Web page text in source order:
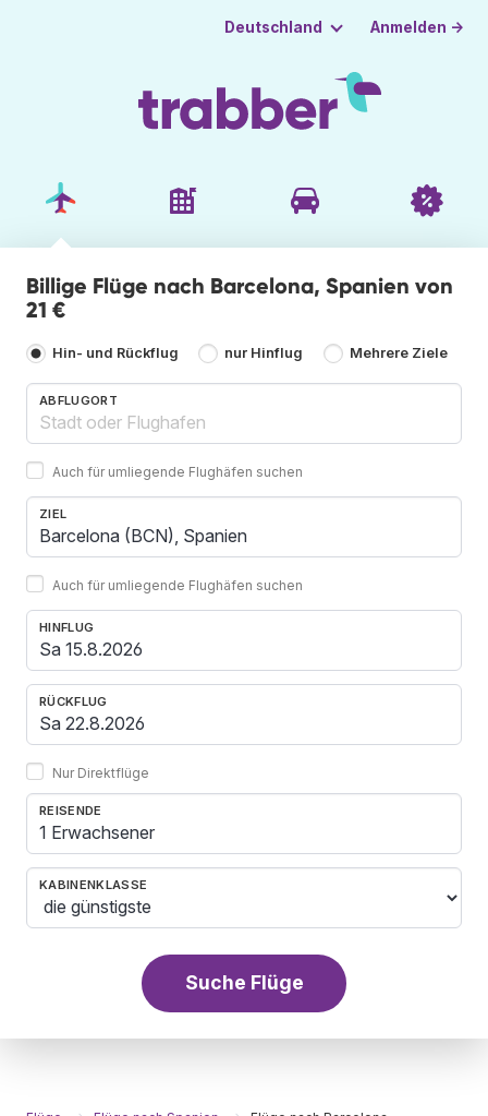
Deutschland Anmelden →
Billige Flüge nach Barcelona, Spanien von
21 €
Hin- und Rückflug nur Hinflug Mehrere Ziele
ABFLUGORT
Auch für umliegende Flughäfen suchen
ZIEL
Auch für umliegende Flughäfen suchen
HINFLUG
RÜCKFLUG
Nur Direktflüge
REISENDE
1 Erwachsener
KABINENKLASSE
Suche Flüge